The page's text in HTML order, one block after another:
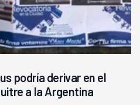
podría derivar en el
a la Argentina